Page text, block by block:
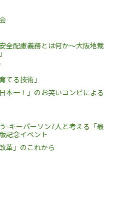
全配慮義務とは何か〜大阪地裁
てる技術」
本一！」のお笑いコンビによる
-キーパーソン7人と考える「最
記念イベント
革」のこれから